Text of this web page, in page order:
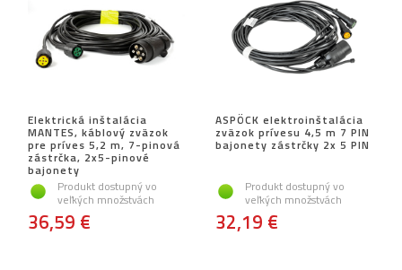
Elektrická inštalácia
MANTES, káblový zväzok
pre príves 5,2 m, 7-pinová
zástrčka, 2x5-pinové
bajonety
Produkt dostupný vo
veľkých množstvách
36,59 €
ASPÖCK elektroinštalácia
zväzok prívesu 4,5 m 7 PIN
bajonety zástrčky 2x 5 PIN
Produkt dostupný vo
veľkých množstvách
32,19 €